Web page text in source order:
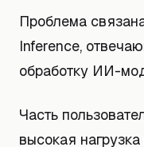
Проблема
Inference,
обработку ИИ-
Часть
высокая